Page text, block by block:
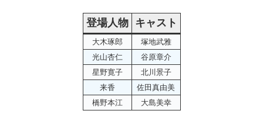
登場人物 キャスト
大木琢郎
塚地武雅
光山杏仁
谷原章介
星野寛子
北川景子
来香
佐田真由美
橋野本江
大島美幸